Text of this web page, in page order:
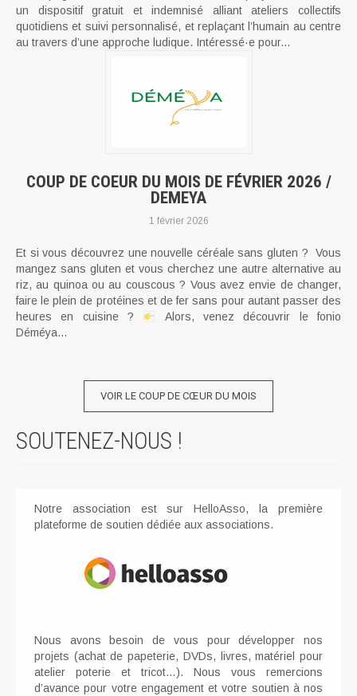
un dispositif gratuit et indemnisé alliant ateliers collectifs
quotidiens et suivi personnalisé, et replaçant l’humain au centre
au travers d’une approche ludique. Intéressé·e pour...
COUP DE COEUR DU MOIS DE FÉVRIER 2026 /
DEMEYA
1 février 2026
Et si vous découvrez une nouvelle céréale sans gluten ? Vous
mangez sans gluten et vous cherchez une autre alternative au
riz, au quinoa ou au couscous ? Vous avez envie de changer,
faire le plein de protéines et de fer sans pour autant passer des
heures en cuisine ?
Alors, venez découvrir le fonio
Déméya...
VOIR LE COUP DE CŒUR DU MOIS
SOUTENEZ-NOUS !
Notre association est sur HelloAsso, la première
plateforme de soutien dédiée aux associations.
Nous avons besoin de vous pour développer nos
projets (achat de papeterie, DVDs, livres, matériel pour
atelier poterie et tricot…). Nous vous remercions
d’avance pour votre engagement et votre soutien à nos